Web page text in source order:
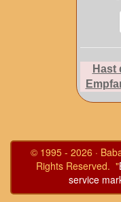
Hast
© 1995 - 2026 ·
Rights Reserved. "
service